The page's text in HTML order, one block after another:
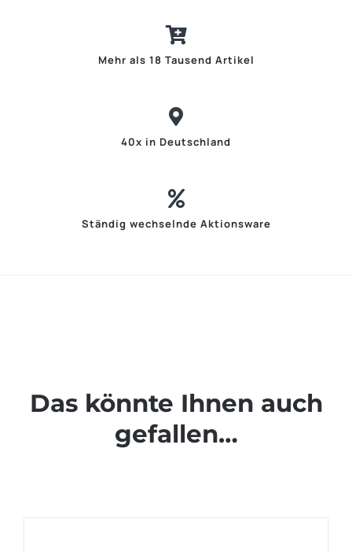
Mehr als 18 Tausend Artikel
40x in Deutschland
Ständig wechselnde Aktionsware
Das könnte Ihnen auch
gefallen…